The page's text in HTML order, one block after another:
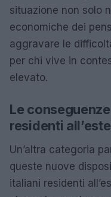
situazione non solo
economiche dei
aggravare le
per chi vive in
elevato.
Le
residenti
Un’altra categoria
queste nuove
italiani residenti